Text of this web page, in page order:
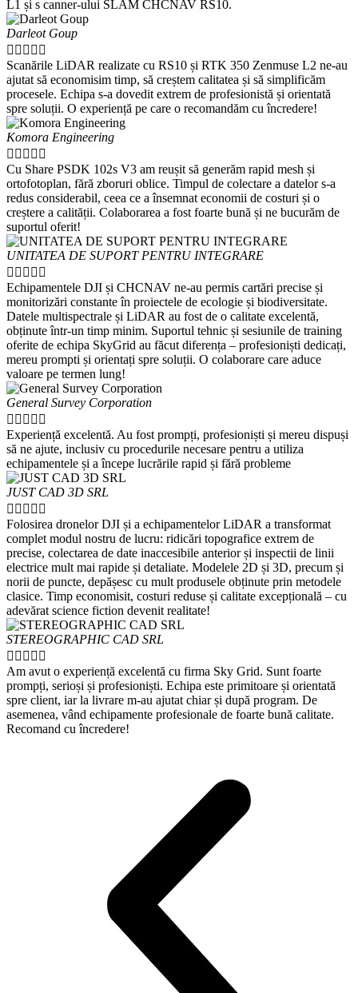
L1 și s canner-ului SLAM CHCNAV RS10.
Darleot Goup
    
Scanările LiDAR realizate cu RS10 și RTK 350 Zenmuse L2 ne-au
ajutat să economisim timp, să creștem calitatea și să simplificăm
procesele. Echipa s-a dovedit extrem de profesionistă și orientată
spre soluții. O experiență pe care o recomandăm cu încredere!
Komora Engineering
    
Cu Share PSDK 102s V3 am reușit să generăm rapid mesh și
ortofotoplan, fără zboruri oblice. Timpul de colectare a datelor s-a
redus considerabil, ceea ce a însemnat economii de costuri și o
creștere a calității. Colaborarea a fost foarte bună și ne bucurăm de
suportul oferit!
UNITATEA DE SUPORT PENTRU INTEGRARE
    
Echipamentele DJI și CHCNAV ne-au permis cartări precise și
monitorizări constante în proiectele de ecologie și biodiversitate.
Datele multispectrale și LiDAR au fost de o calitate excelentă,
obținute într-un timp minim. Suportul tehnic și sesiunile de training
oferite de echipa SkyGrid au făcut diferența – profesioniști dedicați,
mereu prompti și orientați spre soluții. O colaborare care aduce
valoare pe termen lung!
General Survey Corporation
    
Experiență excelentă. Au fost prompți, profesioniști și mereu dispuși
să ne ajute, inclusiv cu procedurile necesare pentru a utiliza
echipamentele și a începe lucrările rapid și fără probleme
JUST CAD 3D SRL
    
Folosirea dronelor DJI și a echipamentelor LiDAR a transformat
complet modul nostru de lucru: ridicări topografice extrem de
precise, colectarea de date inaccesibile anterior și inspectii de linii
electrice mult mai rapide și detaliate. Modelele 2D și 3D, precum și
norii de puncte, depășesc cu mult produsele obținute prin metodele
clasice. Timp economisit, costuri reduse și calitate excepțională – cu
adevărat science fiction devenit realitate!
STEREOGRAPHIC CAD SRL
    
Am avut o experiență excelentă cu firma Sky Grid. Sunt foarte
prompți, serioși și profesioniști. Echipa este primitoare și orientată
spre client, iar la livrare m-au ajutat chiar și după program. De
asemenea, vând echipamente profesionale de foarte bună calitate.
Recomand cu încredere!